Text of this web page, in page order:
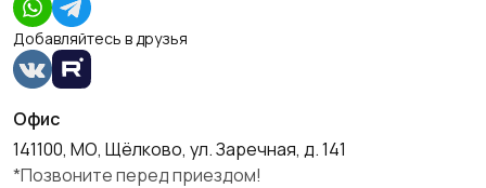
Добавляйтесь в друзья
Офис
141100, МО, Щёлково, ул. Заречная, д. 141
*Позвоните перед приездом!